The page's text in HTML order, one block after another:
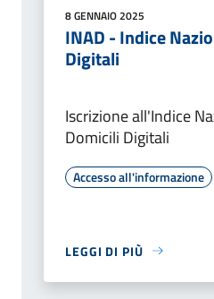
8 GENNAIO 2025
INAD - Indice
Digitali
Iscrizione all'Indice
Domicili Digitali
Accesso all'informazione
LEGGI DI PIÙ